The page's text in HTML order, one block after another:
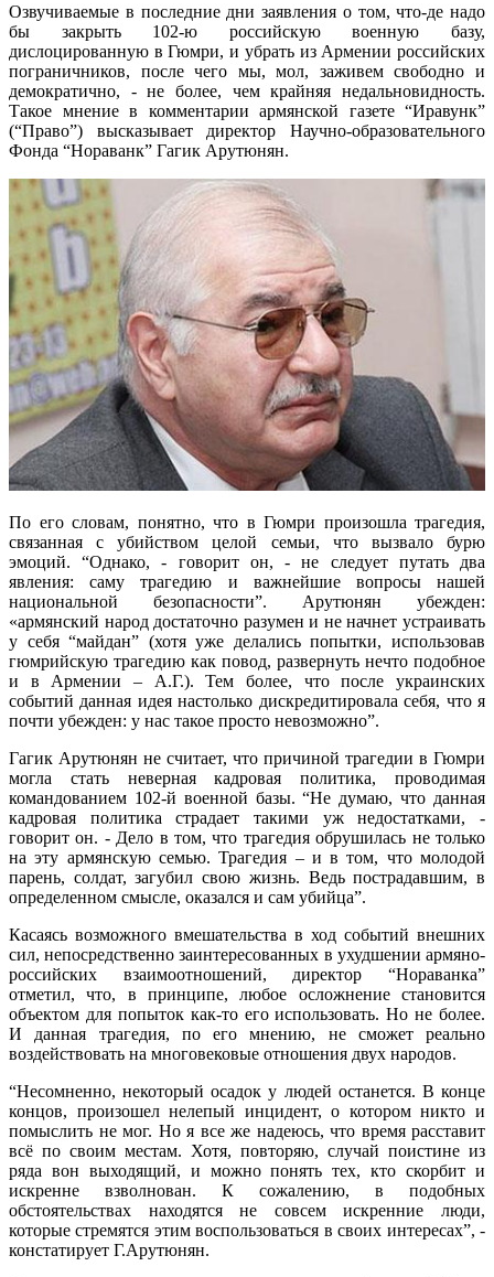
Озвучиваемые в последние дни заявления о том, что-де надо
бы закрыть 102-ю российскую военную базу,
дислоцированную в Гюмри, и убрать из Армении российских
пограничников, после чего мы, мол, заживем свободно и
демократично, - не более, чем крайняя недальновидность.
Такое мнение в комментарии армянской газете “Иравунк”
(“Право”) высказывает директор Научно-образовательного
Фонда “Нораванк” Гагик Арутюнян.
По его словам, понятно, что в Гюмри произошла трагедия,
связанная с убийством целой семьи, что вызвало бурю
эмоций. “Однако, - говорит он, - не следует путать два
явления: саму трагедию и важнейшие вопросы нашей
национальной безопасности”. Арутюнян убежден:
«армянский народ достаточно разумен и не начнет устраивать
у себя “майдан” (хотя уже делались попытки, использовав
гюмрийскую трагедию как повод, развернуть нечто подобное
и в Армении – А.Г.). Тем более, что после украинских
событий данная идея настолько дискредитировала себя, что я
почти убежден: у нас такое просто невозможно”.
Гагик Арутюнян не считает, что причиной трагедии в Гюмри
могла стать неверная кадровая политика, проводимая
командованием 102-й военной базы. “Не думаю, что данная
кадровая политика страдает такими уж недостатками, -
говорит он. - Дело в том, что трагедия обрушилась не только
на эту армянскую семью. Трагедия – и в том, что молодой
парень, солдат, загубил свою жизнь. Ведь пострадавшим, в
определенном смысле, оказался и сам убийца”.
Касаясь возможного вмешательства в ход событий внешних
сил, непосредственно заинтересованных в ухудшении армяно-
российских взаимоотношений, директор “Нораванка”
отметил, что, в принципе, любое осложнение становится
объектом для попыток как-то его использовать. Но не более.
И данная трагедия, по его мнению, не сможет реально
воздействовать на многовековые отношения двух народов.
“Несомненно, некоторый осадок у людей останется. В конце
концов, произошел нелепый инцидент, о котором никто и
помыслить не мог. Но я все же надеюсь, что время расставит
всё по своим местам. Хотя, повторяю, случай поистине из
ряда вон выходящий, и можно понять тех, кто скорбит и
искренне взволнован. К сожалению, в подобных
обстоятельствах находятся не совсем искренние люди,
которые стремятся этим воспользоваться в своих интересах”, -
констатирует Г.Арутюнян.